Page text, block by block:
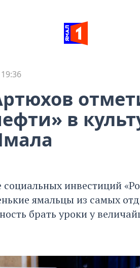
в
инвестиций
ямальцы из самых
брать уроки у